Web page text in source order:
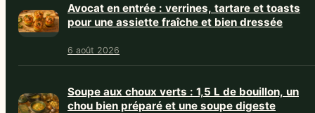
Avocat en entrée : verrines, tartare et toasts
pour une assiette fraîche et bien dressée
6 août 2026
Soupe aux choux verts : 1,5 L de bouillon, un
chou bien préparé et une soupe digeste